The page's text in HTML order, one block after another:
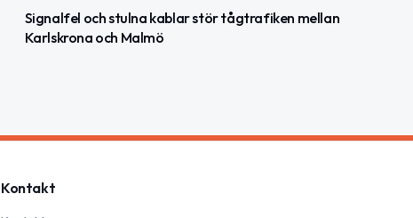
Signalfel och stulna kablar stör tågtrafiken mellan
Karlskrona och Malmö
Kontakt